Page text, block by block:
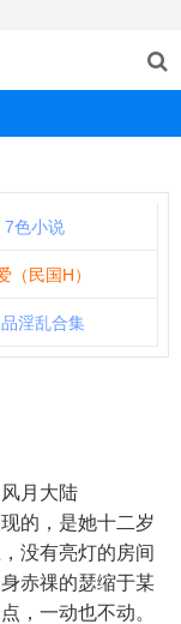
7色小说
（民国H）
淫乱合集
月大陆
的，是她十二岁
没有亮灯的房间
赤祼的瑟缩于某
，一动也不动。